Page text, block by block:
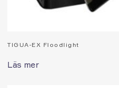
TIGUA-EX Floodlight
Läs mer